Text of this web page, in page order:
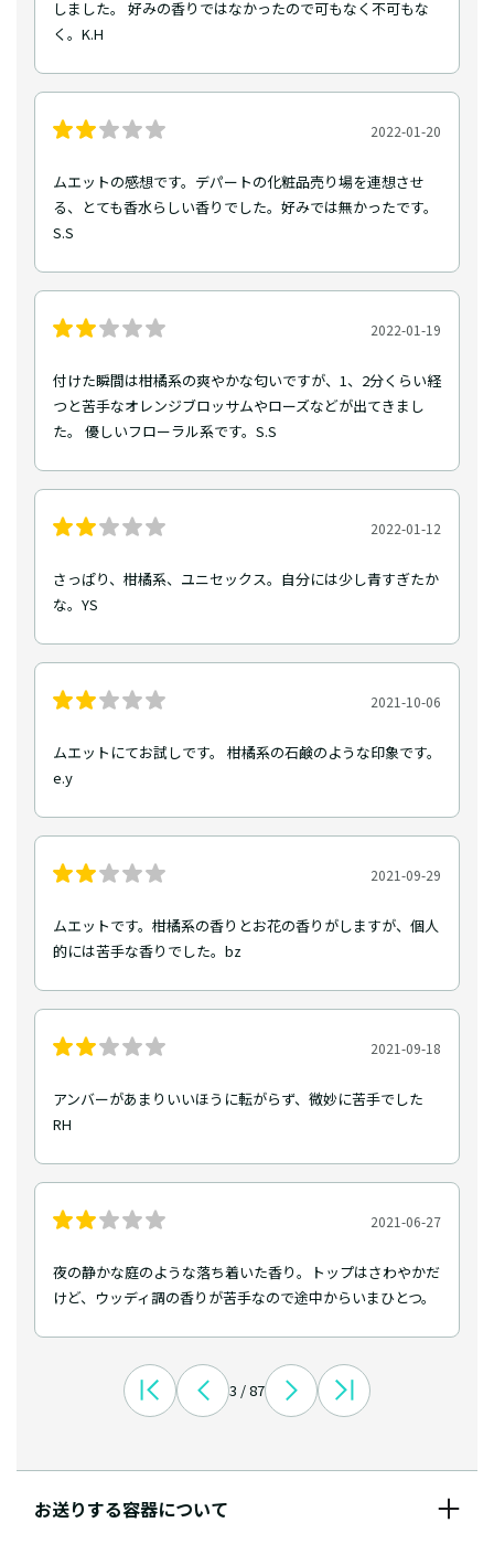
しました。 好みの香りではなかったので可もなく不可もな
く。K.H
2022-01-20
ムエットの感想です。デパートの化粧品売り場を連想させ
る、とても香水らしい香りでした。好みでは無かったです。
S.S
2022-01-19
付けた瞬間は柑橘系の爽やかな匂いですが、1、2分くらい経
つと苦手なオレンジブロッサムやローズなどが出てきまし
た。 優しいフローラル系です。S.S
2022-01-12
さっぱり、柑橘系、ユニセックス。自分には少し青すぎたか
な。YS
2021-10-06
ムエットにてお試しです。 柑橘系の石鹸のような印象です。
e.y
2021-09-29
ムエットです。柑橘系の香りとお花の香りがしますが、個人
的には苦手な香りでした。bz
2021-09-18
アンバーがあまりいいほうに転がらず、微妙に苦手でした
RH
2021-06-27
夜の静かな庭のような落ち着いた香り。トップはさわやかだ
けど、ウッディ調の香りが苦手なので途中からいまひとつ。
3 / 87
お送りする容器について